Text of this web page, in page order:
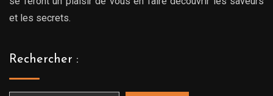
et les secrets.
Rechercher :